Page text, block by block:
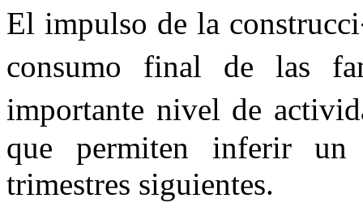
El impulso de la
consumo final de las
importante nivel de
que permiten inferir
trimestres siguientes.